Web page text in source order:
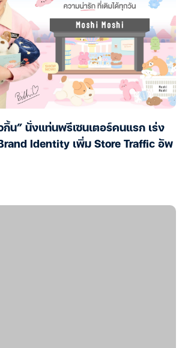
กิ้น” นั่งแท่นพรีเซนเตอร์คนแรก เร่ง
Identity เพิ่ม Store Traffic อัพ